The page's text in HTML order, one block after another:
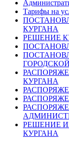
Тарифы на
КУРГАНА
РЕШЕНИЕ
КУРГАНА
РЕШЕНИЕ
КУРГАНА